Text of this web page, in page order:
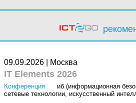
09.09.2026 | Москва
IT Elements 2026
Конференция
иб (информационная
сетевые технологии, искусственный